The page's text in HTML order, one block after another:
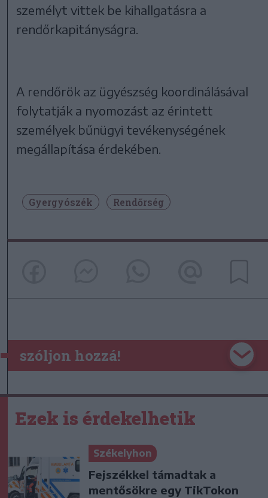
személyt vittek be kihallgatásra a
rendőrkapitányságra.
A rendőrök az ügyészség koordinálásával
folytatják a nyomozást az érintett
személyek bűnügyi tevékenységének
megállapítása érdekében.
Gyergyószék Rendőrség
szóljon hozzá!
Ezek is érdekelhetik
Székelyhon
Fejszékkel támadtak a
mentősökre egy TikTokon